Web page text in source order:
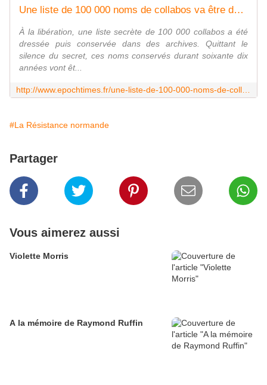
Une liste de 100 000 noms de collabos va être déclassifiée et rendue publique
À la libération, une liste secrète de 100 000 collabos a été
dressée puis conservée dans des archives. Quittant le
silence du secret, ces noms conservés durant soixante dix
années vont êt...
#La Résistance normande
Partager
Vous aimerez aussi
Violette Morris
A la mémoire de Raymond Ruffin